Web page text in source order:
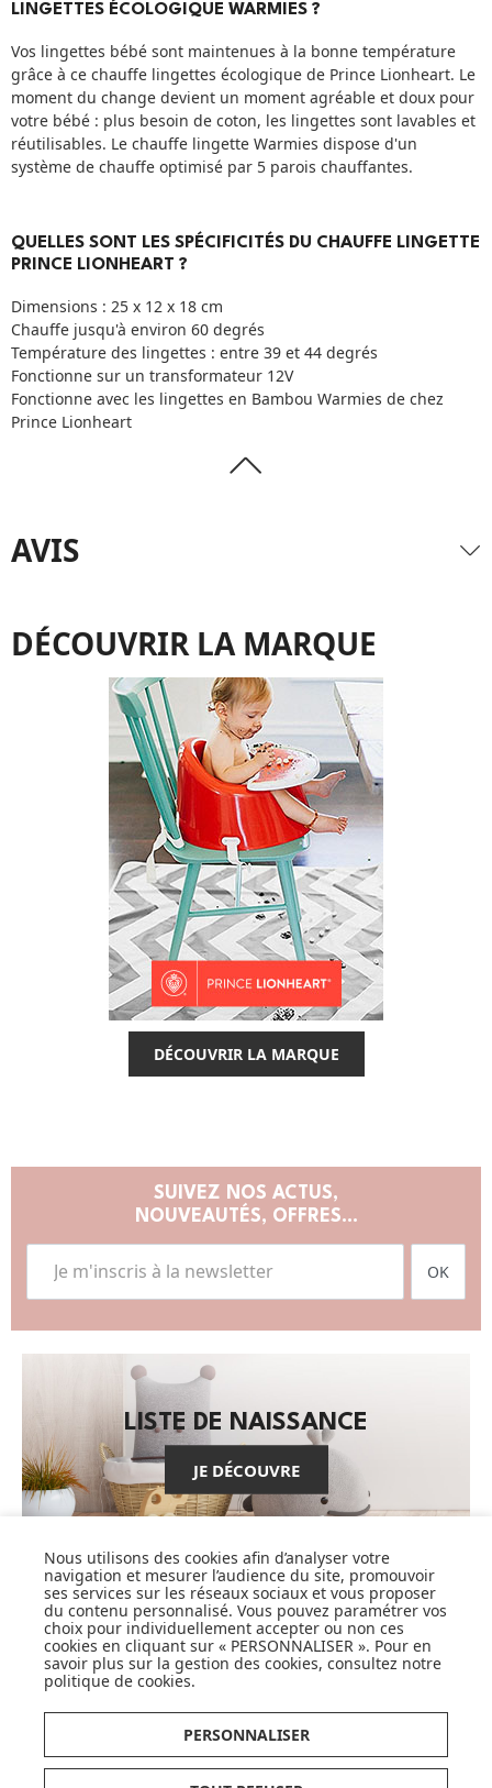
LINGETTES ÉCOLOGIQUE WARMIES ?
Vos lingettes bébé sont maintenues à la bonne température
grâce à ce chauffe lingettes écologique de Prince Lionheart. Le
moment du change devient un moment agréable et doux pour
votre bébé : plus besoin de coton, les lingettes sont lavables et
réutilisables. Le chauffe lingette Warmies dispose d'un
système de chauffe optimisé par 5 parois chauffantes.
QUELLES SONT LES SPÉCIFICITÉS DU CHAUFFE LINGETTE
PRINCE LIONHEART ?
Dimensions : 25 x 12 x 18 cm
Chauffe jusqu'à environ 60 degrés
Température des lingettes : entre 39 et 44 degrés
Fonctionne sur un transformateur 12V
Fonctionne avec les lingettes en Bambou Warmies de chez
Prince Lionheart
AVIS
DÉCOUVRIR LA MARQUE
DÉCOUVRIR LA MARQUE
SUIVEZ NOS ACTUS,
NOUVEAUTÉS, OFFRES...
OK
LISTE DE NAISSANCE
JE DÉCOUVRE
CARTES CADEAUX
JE DÉCOUVRE
Nous utilisons des cookies afin d’analyser votre
navigation et mesurer l’audience du site, promouvoir
ses services sur les réseaux sociaux et vous proposer
du contenu personnalisé. Vous pouvez paramétrer vos
choix pour individuellement accepter ou non ces
cookies en cliquant sur « PERSONNALISER ». Pour en
savoir plus sur la gestion des cookies, consultez notre
politique de cookies.
PERSONNALISER